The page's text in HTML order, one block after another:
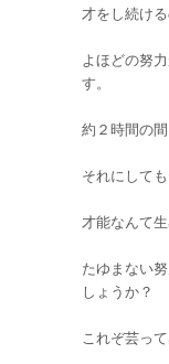
才をし続ける
よほどの努
す。
約２時間の
それにして
才能なんて
たゆまない
しょうか？
これぞ芸っ